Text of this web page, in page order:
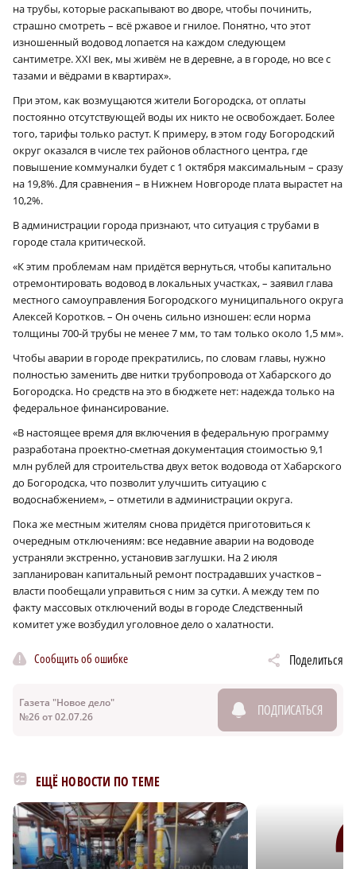
на трубы, которые раскапывают во дворе, чтобы починить,
страшно смотреть – всё ржавое и гнилое. Понятно, что этот
изношенный водовод лопается на каждом следующем
сантиметре. XXI век, мы живём не в деревне, а в городе, но все с
тазами и вёдрами в квартирах».
При этом, как возмущаются жители Богородска, от оплаты
постоянно отсутствующей воды их никто не освобождает. Более
того, тарифы только растут. К примеру, в этом году Богородский
округ оказался в числе тех районов областного центра, где
повышение коммуналки будет с 1 октября максимальным – сразу
на 19,8%. Для сравнения – в Нижнем Новгороде плата вырастет на
10,2%.
В администрации города признают, что ситуация с трубами в
городе стала критической.
«К этим проблемам нам придётся вернуться, чтобы капитально
отремонтировать водовод в локальных участках, – заявил глава
местного самоуправления Богородского муниципального округа
Алексей Коротков. – Он очень сильно изношен: если норма
толщины 700‑й трубы не менее 7 мм, то там только около 1,5 мм».
Чтобы аварии в городе прекратились, по словам главы, нужно
полностью заменить две нитки трубопровода от Хабарского до
Богородска. Но средств на это в бюджете нет: надежда только на
федеральное финансирование.
«В настоящее время для включения в федеральную программу
разработана проектно-сметная документация стоимостью 9,1
млн рублей для строительства двух веток водовода от Хабарского
до Богородска, что позволит улучшить ситуацию с
водоснабжением», – отметили в администрации округа.
Пока же местным жителям снова придётся приготовиться к
очередным отключениям: все недавние аварии на водоводе
устраняли экстренно, установив заглушки. На 2 июля
запланирован капитальный ремонт пострадавших участков –
власти пообещали управиться с ним за сутки. А между тем по
факту массовых отключений воды в городе Следственный
комитет уже возбудил уголовное дело о халатности.
Сообщить об ошибке Поделиться
Газета "Новое дело"
№26 от 02.07.26
ПОДПИСАТЬСЯ
ЕЩЁ НОВОСТИ ПО ТЕМЕ